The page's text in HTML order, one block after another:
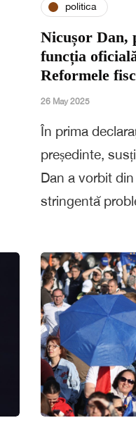
politica
Nicușor Dan,
funcția
Reformele
26 May 2025
În prima
președinte,
Dan a vorbit
stringentă